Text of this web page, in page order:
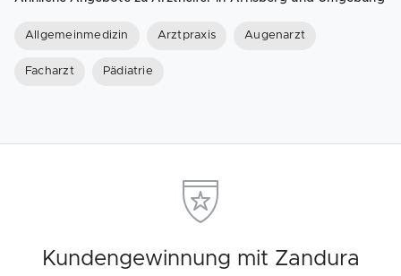
Allgemeinmedizin Arztpraxis Augenarzt
Facharzt Pädiatrie
Kundengewinnung mit Zandura